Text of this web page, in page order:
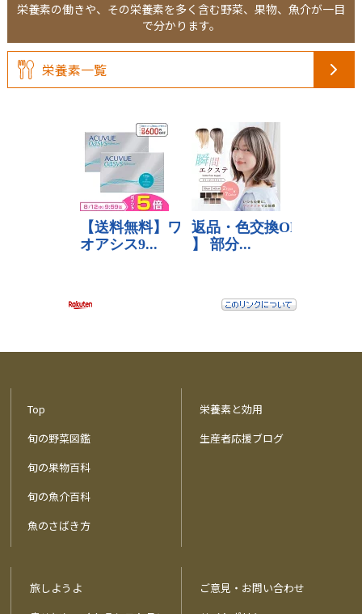
栄養素の働きや、その栄養素を多く含む野菜、果物、魚介が一目
で分かります。
栄養素一覧
Top
旬の野菜図鑑
旬の果物百科
旬の魚介百科
魚のさばき方
栄養素と効用
生産者応援ブログ
旅しようよ
ご意見・お問い合わせ